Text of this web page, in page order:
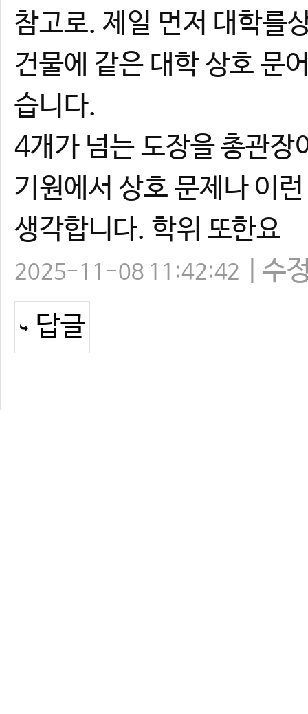
참고로. 제일 먼저 대학를
건물에 같은 대학 상호 문
습니다.
4개가 넘는 도장을 총관장
기원에서 상호 문제나 이
생각합니다. 학위 또한요
2025-11-08 11:42:42
수
답글